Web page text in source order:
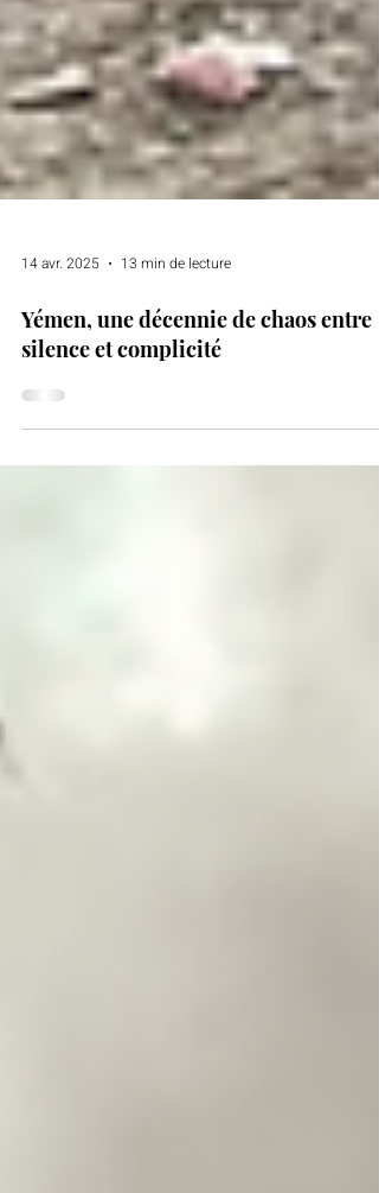
14 avr. 2025 13 min de lecture
Yémen, une décennie de chaos entre